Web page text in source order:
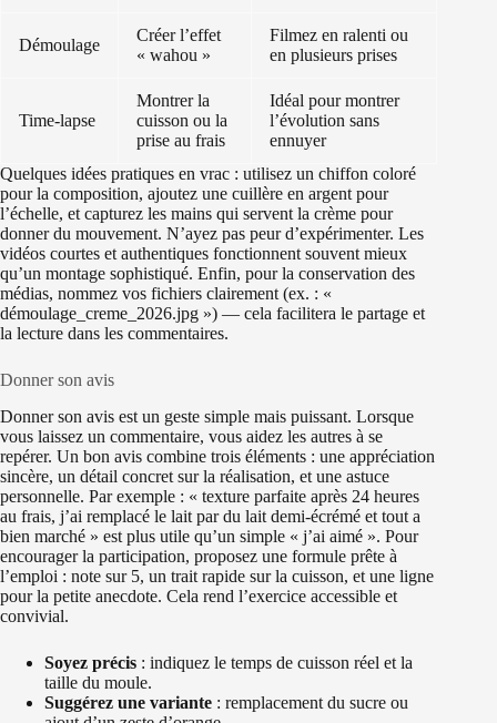
Démoulage
Créer l’effet
« wahou »
Filmez en ralenti ou
en plusieurs prises
Time-lapse
Montrer la
cuisson ou la
prise au frais
Idéal pour montrer
l’évolution sans
ennuyer
Quelques idées pratiques en vrac : utilisez un chiffon coloré
pour la composition, ajoutez une cuillère en argent pour
l’échelle, et capturez les mains qui servent la crème pour
donner du mouvement. N’ayez pas peur d’expérimenter. Les
vidéos courtes et authentiques fonctionnent souvent mieux
qu’un montage sophistiqué. Enfin, pour la conservation des
médias, nommez vos fichiers clairement (ex. : «
démoulage_creme_2026.jpg ») — cela facilitera le partage et
la lecture dans les commentaires.
Donner son avis
Donner son avis est un geste simple mais puissant. Lorsque
vous laissez un commentaire, vous aidez les autres à se
repérer. Un bon avis combine trois éléments : une appréciation
sincère, un détail concret sur la réalisation, et une astuce
personnelle. Par exemple : « texture parfaite après 24 heures
au frais, j’ai remplacé le lait par du lait demi-écrémé et tout a
bien marché » est plus utile qu’un simple « j’ai aimé ». Pour
encourager la participation, proposez une formule prête à
l’emploi : note sur 5, un trait rapide sur la cuisson, et une ligne
pour la petite anecdote. Cela rend l’exercice accessible et
convivial.
Soyez précis : indiquez le temps de cuisson réel et la
taille du moule.
Suggérez une variante : remplacement du sucre ou